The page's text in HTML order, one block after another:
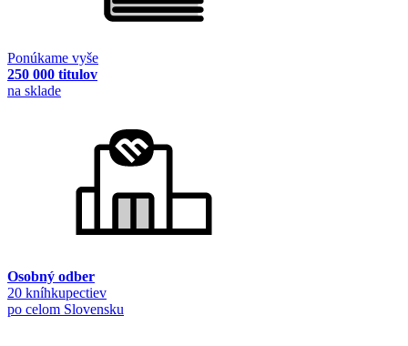
Ponúkame vyše
250 000 titulov
na sklade
Osobný odber
20 kníhkupectiev
po celom Slovensku